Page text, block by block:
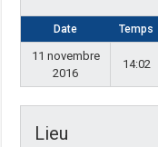
Date Temps
11 novembre
2016
14:02
Lieu